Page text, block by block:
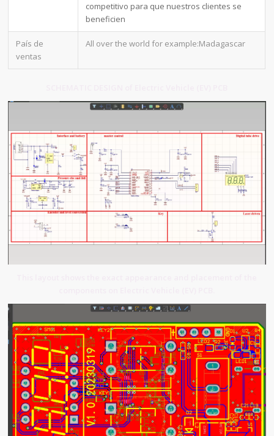
competitivo para que nuestros clientes se
beneficien
País de
ventas
All over the world for example:Madagascar